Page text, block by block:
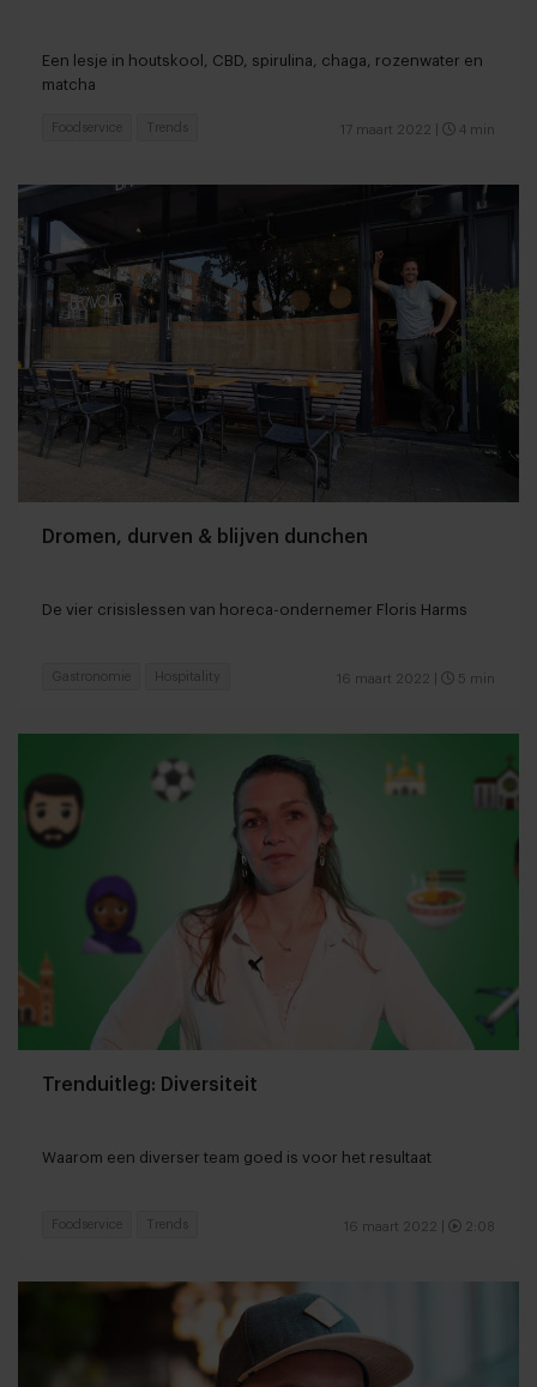
Een lesje in houtskool, CBD, spirulina, chaga, rozenwater en
matcha
17 maart 2022 4 min
Foodservice Trends
Dromen, durven & blijven dunchen
De vier crisislessen van horeca-ondernemer Floris Harms
16 maart 2022 5 min
Gastronomie Hospitality
Trenduitleg: Diversiteit
Waarom een diverser team goed is voor het resultaat
16 maart 2022 2:08
Foodservice Trends